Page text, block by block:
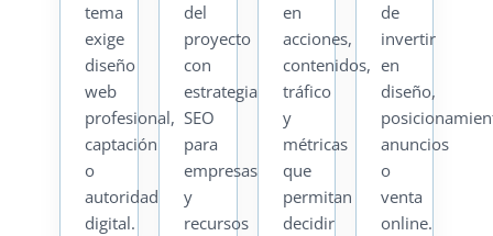
tema
exige
diseño
web
profesional,
captación
o
autoridad
digital.
del
proyecto
con
estrategia
SEO
para
empresas
y
recursos
en
acciones,
contenidos,
tráfico
y
métricas
que
permitan
decidir
de
invertir
en
diseño,
anuncios
o
venta
online.